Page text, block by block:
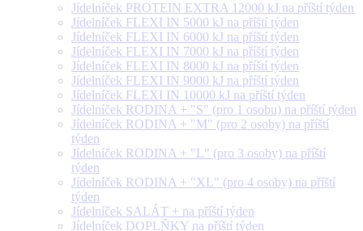
Jídelníček PROTEIN EXTRA 12000 kJ na příští týden
Jídelníček FLEXI IN 5000 kJ na příští týden
Jídelníček FLEXI IN 6000 kJ na příští týden
Jídelníček FLEXI IN 7000 kJ na příští týden
Jídelníček FLEXI IN 8000 kJ na příští týden
Jídelníček FLEXI IN 9000 kJ na příští týden
Jídelníček FLEXI IN 10000 kJ na příští týden
Jídelníček RODINA + "S" (pro 1 osobu) na příští týden
Jídelníček RODINA + "M" (pro 2 osoby) na příští
týden
Jídelníček RODINA + "L" (pro 3 osoby) na příští
týden
Jídelníček RODINA + "XL" (pro 4 osoby) na příští
týden
Jídelníček SALÁT + na příští týden
Jídelníček DOPLŇKY na příští týden